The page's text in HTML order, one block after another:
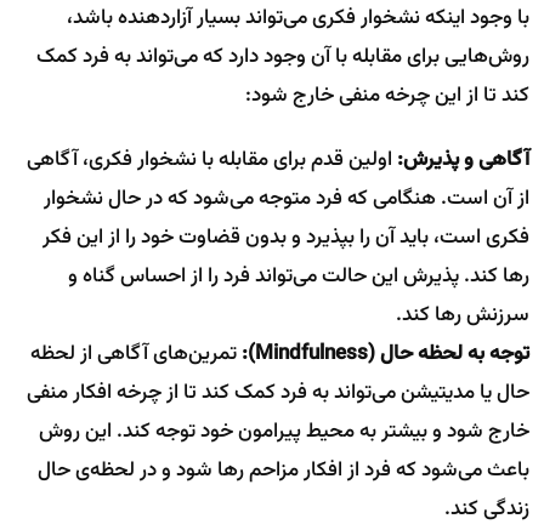
با وجود اینکه نشخوار فکری می‌تواند بسیار آزاردهنده باشد،
روش‌هایی برای مقابله با آن وجود دارد که می‌تواند به فرد کمک
کند تا از این چرخه منفی خارج شود:
آگاهی و پذیرش: اولین قدم برای مقابله با نشخوار فکری، آگاهی
از آن است. هنگامی که فرد متوجه می‌شود که در حال نشخوار
فکری است، باید آن را بپذیرد و بدون قضاوت خود را از این فکر
رها کند. پذیرش این حالت می‌تواند فرد را از احساس گناه و
سرزنش رها کند.
توجه به لحظه حال (Mindfulness):
تمرین‌های آگاهی از لحظه
حال یا مدیتیشن می‌تواند به فرد کمک کند تا از چرخه افکار منفی
خارج شود و بیشتر به محیط پیرامون خود توجه کند. این روش
باعث می‌شود که فرد از افکار مزاحم رها شود و در لحظه‌ی حال
زندگی کند.